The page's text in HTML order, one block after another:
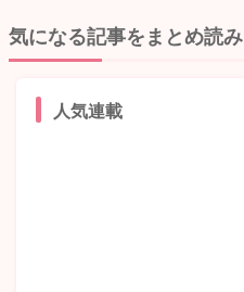
気になる記事をまとめ読み
人気連載